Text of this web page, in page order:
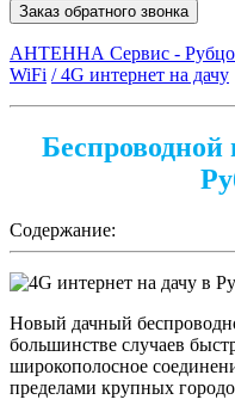
Заказ обратного звонка
АНТЕННА Сервис -
WiFi / 4G интернет на дачу
Беспроводной
Содержание:
Новый дачный
большинстве случаев
широкополосное
пределами крупных